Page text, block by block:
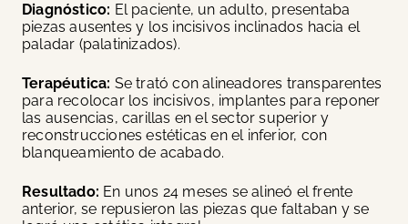
Diagnóstico: El paciente, un adulto, presentaba
piezas ausentes y los incisivos inclinados hacia el
paladar (palatinizados).
Terapéutica: Se trató con alineadores transparentes
para recolocar los incisivos, implantes para reponer
las ausencias, carillas en el sector superior y
reconstrucciones estéticas en el inferior, con
blanqueamiento de acabado.
Resultado: En unos 24 meses se alineó el frente
anterior, se repusieron las piezas que faltaban y se